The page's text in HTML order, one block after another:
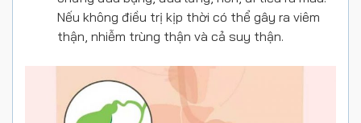
Nếu không điều trị kịp thời có thể gây ra viêm
thận, nhiễm trùng thận và cả suy thận.